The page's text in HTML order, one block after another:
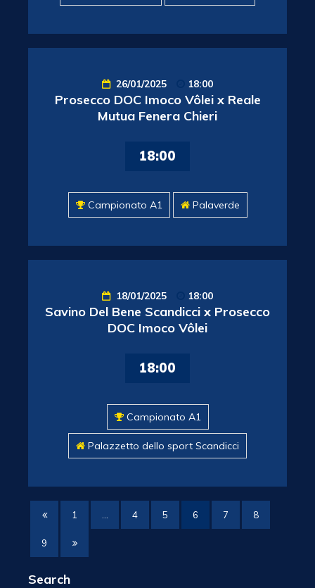
26/01/2025 18:00
Prosecco DOC Imoco Vôlei x Reale
Mutua Fenera Chieri
18:00
Campionato A1 Palaverde
18/01/2025 18:00
Savino Del Bene Scandicci x Prosecco
DOC Imoco Vôlei
18:00
Campionato A1
Palazzetto dello sport Scandicci
1 4 5 6 7 8
9
Search